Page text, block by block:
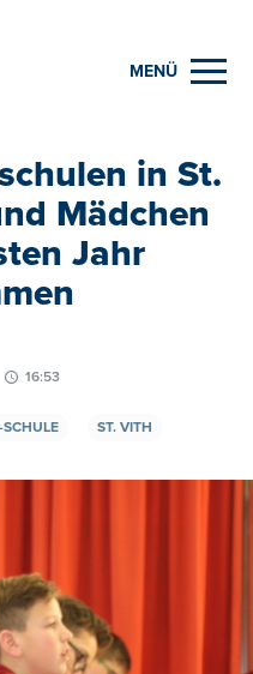
MENÜ
in St.
Mädchen
Jahr
16:53
ST. VITH